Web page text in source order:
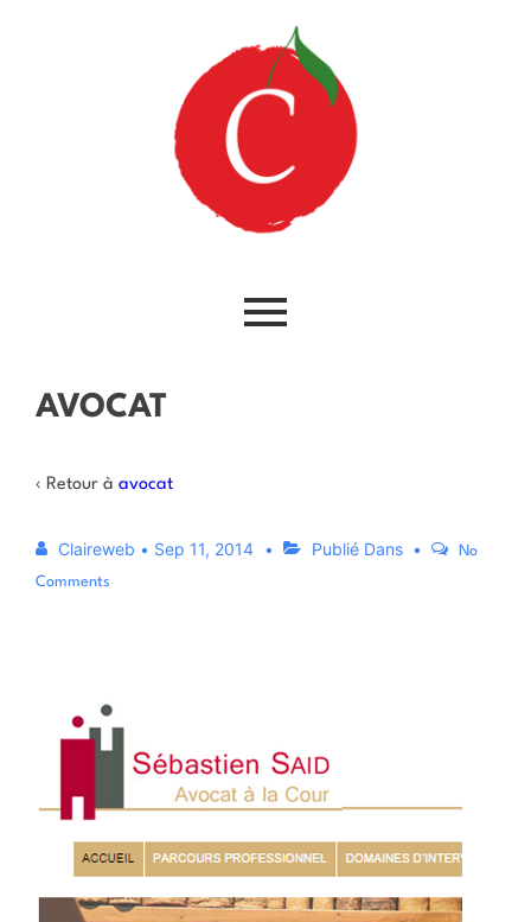
AVOCAT
‹ Retour à avocat
Claireweb • Sep 11, 2014 Publié Dans
No
Comments